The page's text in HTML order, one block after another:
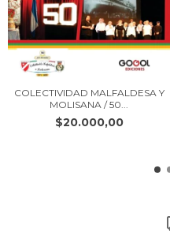
COLECTIVIDAD MALFALDESA Y
MOLISANA / 50...
$20.000,00